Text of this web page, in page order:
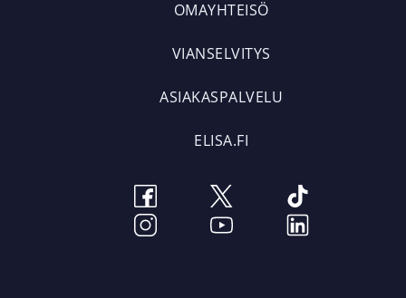
OMAYHTEISÖ
VIANSELVITYS
ASIAKASPALVELU
ELISA.FI